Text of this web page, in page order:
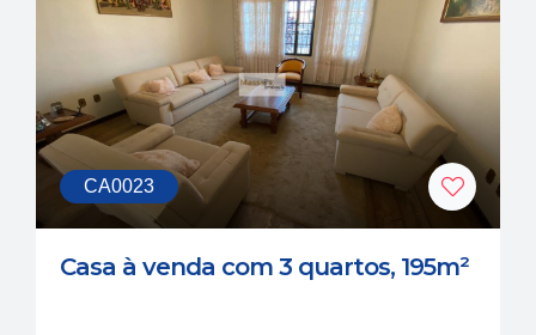
CA0023
Casa à venda com 3 quartos, 195m²